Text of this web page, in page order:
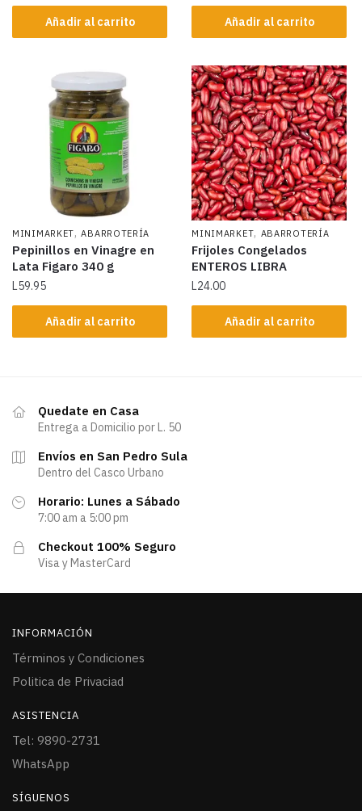
Añadir al carrito Añadir al carrito
MINIMARKET,ABARROTERÍA
Pepinillos en Vinagre en
Lata Figaro 340 g
L59.95
Añadir al carrito
MINIMARKET, ABARROTERÍA
Frijoles Congelados
ENTEROS LIBRA
L24.00
Añadir al carrito
Quedate en Casa
Entrega a Domicilio por L. 50
Envíos en San Pedro Sula
Dentro del Casco Urbano
Horario: Lunes a Sábado
7:00 am a 5:00 pm
Checkout 100% Seguro
Visa y MasterCard
INFORMACIÓN
Términos y Condiciones
Politica de Privaciad
ASISTENCIA
Tel: 9890-2731
WhatsApp
SÍGUENOS